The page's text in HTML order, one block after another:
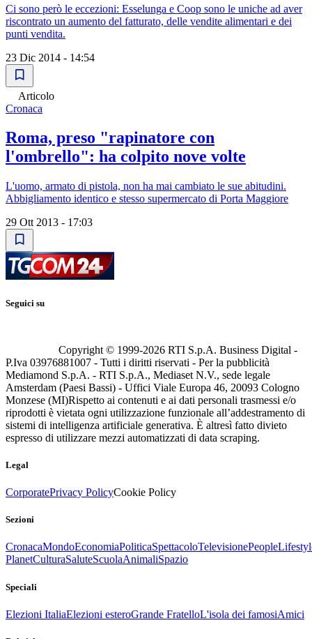
Ci sono però le eccezioni: Esselunga e Coop sono le uniche ad aver
riscontrato un aumento del fatturato, delle vendite alimentari e dei
punti vendita.
23 Dic 2014 - 14:54
Articolo
Cronaca
Roma, preso "rapinatore con
l'ombrello": ha colpito nove volte
L'uomo, armato di pistola, non ha mai cambiato le sue abitudini.
Abbigliamento identico e stesso supermercato di Porta Maggiore
29 Ott 2013 - 17:03
Seguici su
Copyright © 1999-2026 RTI S.p.A. Business Digital -
P.Iva 03976881007 - Tutti i diritti riservati - Per la pubblicità
Mediamond S.p.A. - RTI S.p.A., Mediaset N.V., sede legale
Amsterdam (Paesi Bassi) - Uffici Viale Europa 46, 20093 Cologno
Monzese (MI)Rispetto ai contenuti e ai dati personali trasmessi e/o
riprodotti è vietata ogni utilizzazione funzionale all’addestramento di
sistemi di intelligenza artificiale generativa. È altresì fatto divieto
espresso di utilizzare mezzi automatizzati di data scraping.
Legal
CorporatePrivacy PolicyCookie Policy
Sezioni
CronacaMondoEconomiaPoliticaSpettacoloTelevisionePeople
PlanetCulturaSaluteScuolaAnimaliSpazio
Speciali
Elezioni ItaliaElezioni esteroGrande FratelloL'isola dei famosiAmici